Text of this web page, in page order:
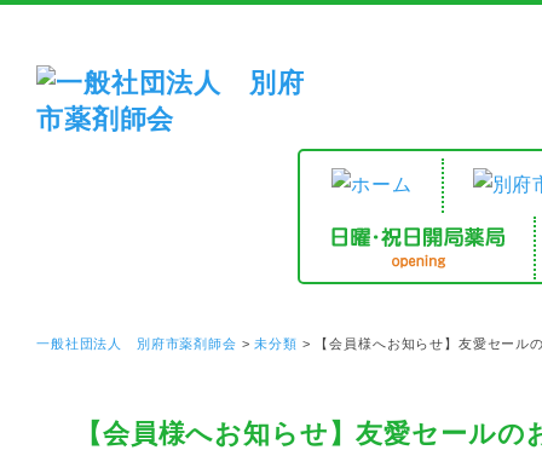
一般社団法人 別府市薬剤師会 >未分類 > 【会員様へお知らせ】友愛セール
【会員様へお知らせ】友愛セールの